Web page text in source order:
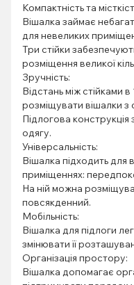
Компактність та
Вішалка займає
для невеликих
Три стійки
розміщення великої
Зручність:
Відстань між стійками
розміщувати вішалки з
Підлогова
одягу.
Універсальність:
Вішалка підходить для
приміщеннях:
На ній можна
повсякденний.
Мобільність:
Вішалка для підлоги
змінювати її
Організація простору:
Вішалка допомагає